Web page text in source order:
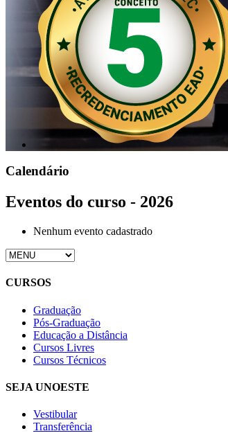
Calendário
Eventos do curso - 2026
Nenhum evento cadastrado
CURSOS
Graduação
Pós-Graduação
Educação a Distância
Cursos Livres
Cursos Técnicos
SEJA UNOESTE
Vestibular
Transferência